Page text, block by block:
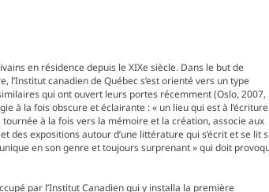
en résidence depuis le XIXe siècle. Dans le but de
canadien de Québec s’est orienté vers un type
qui ont ouvert leurs portes récemment (Oslo, 2007,
à la fois obscure et éclairante : « un lieu qui est à
à la fois vers la mémoire et la création, associe aux
des expositions autour d’une littérature qui s’écrit et se lit
en son genre et toujours surprenant » qui doit
par l’Institut Canadien qui y installa la première